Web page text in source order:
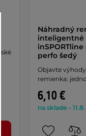
Náhradný
inteligentné
perfo šedý
Objavte
remienka:
6,10 €
na sklade –